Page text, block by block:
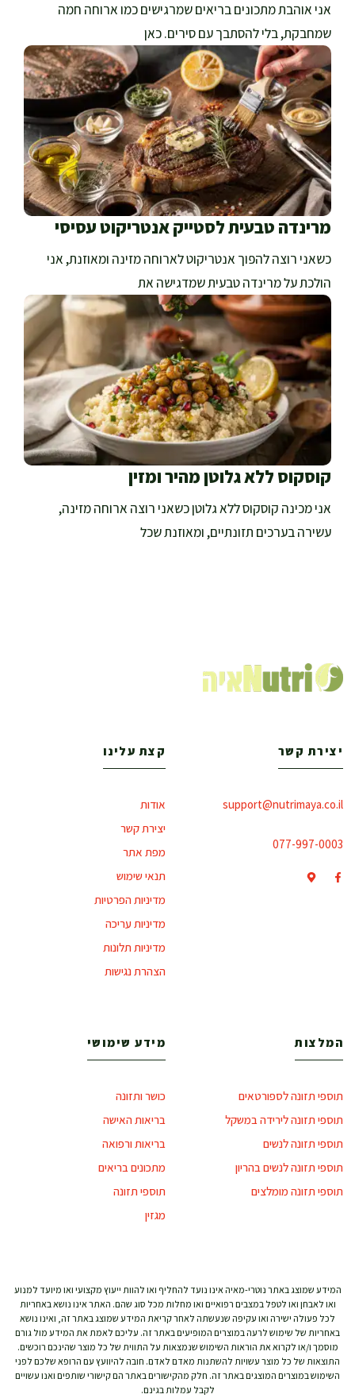
אני אוהבת מתכונים בריאים שמרגישים כמו ארוחה חמה
שמחבקת, בלי להסתבך עם סירים. כאן
מרינדה טבעית לסטייק אנטריקוט עסיסי
כשאני רוצה להפוך אנטריקוט לארוחה מזינה ומאוזנת, אני
הולכת על מרינדה טבעית שמדגישה את
קוסקוס ללא גלוטן מהיר ומזין
אני מכינה קוסקוס ללא גלוטן כשאני רוצה ארוחה מזינה,
עשירה בערכים תזונתיים, ומאוזנת שכל
יצירת קשר
support@nutrimaya.co.il
077-997-0003
קצת עלינו
אודות
יצירת קשר
מפת אתר
תנאי שימוש
מדיניות הפרטיות
מדיניות עריכה
מדיניות תלונות
הצהרת נגישות
המלצות
תוספי תזונה לספורטאים
תוספי תזונה לירידה במשקל
תוספי תזונה לנשים
תוספי תזונה לנשים בהריון
תוספי תזונה מומלצים
מידע שימושי
כושר ותזונה
בריאות האישה
בריאות ורפואה
מתכונים בריאים
תוספי תזונה
מגזין
המידע שמוצג באתר נוטרי-מאיה אינו נועד להחליף ואו להוות ייעוץ מקצועי ואו מיועד למנוע
ואו לאבחן ואו לטפל במצבים רפואיים ואו מחלות מכל סוג שהם. האתר אינו נושא באחריות
לכל פעולה ישירה ואו עקיפה שנעשתה לאחר קריאת המידע שמוצג באתר זה, ואינו נושא
באחריות של שימוש לרעה במוצרים המופיעים באתר זה. עליכם לאמת את המידע מול גורם
מוסמך ו/או לקרוא את הוראות השימוש שנמצאות על התווית של כל מוצר שהינכם רוכשים.
התוצאות של כל מוצר עשויות להשתנות מאדם לאדם. חובה להיוועץ עם הרופא שלכם לפני
השימוש במוצרים המוצגים באתר זה. חלק מהקישורים באתר הם קישורי שותפים ואנו עשויים
לקבל עמלות בגינם.